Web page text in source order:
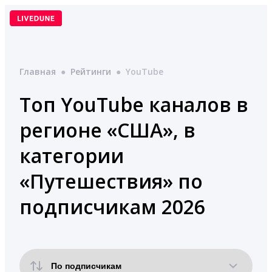
Перейти
Главная ● Рейтинги ● YouTube
Топ YouTube каналов в
регионе «США», в
категории
«Путешествия» по
подписчикам 2026